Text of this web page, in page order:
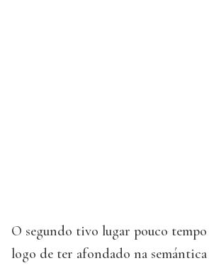
O segundo tivo lugar pouco tempo
logo de ter afondado na semántica